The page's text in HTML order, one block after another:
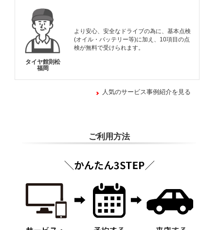
タイヤ館則松
福岡
より安心、安全なドライブの為に、基本点検
(オイル・バッテリー等)に加え、10項目の点
検が無料で受けられます。
人気のサービス事例紹介を見る
ご利用方法